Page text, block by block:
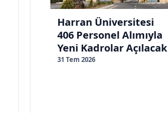
Harran Üniversitesi
406 Personel Alımıyla
Yeni Kadrolar Açılacak
31 Tem 2026